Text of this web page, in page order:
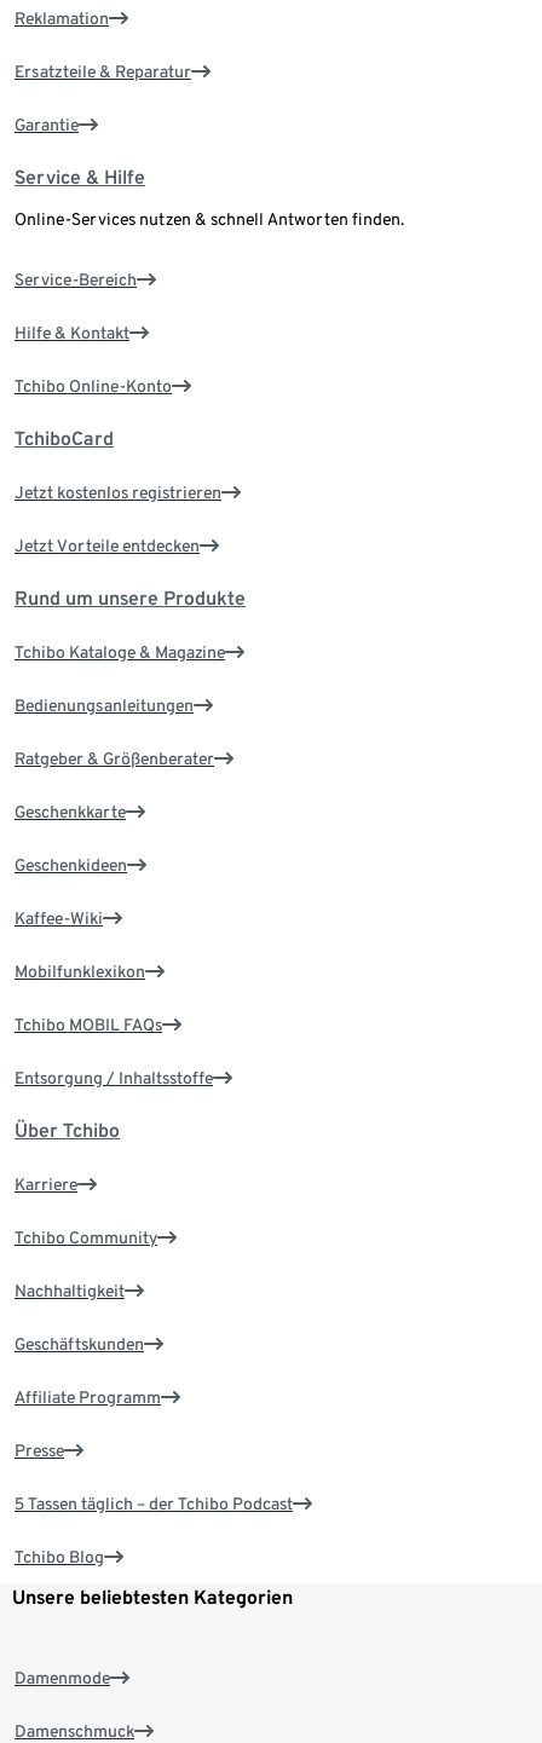
Reklamation
Ersatzteile & Reparatur
Garantie
Service & Hilfe
Online-Services nutzen & schnell Antworten finden.
Service-Bereich
Hilfe & Kontakt
Tchibo Online-Konto
TchiboCard
Jetzt kostenlos registrieren
Jetzt Vorteile entdecken
Rund um unsere Produkte
Tchibo Kataloge & Magazine
Bedienungsanleitungen
Ratgeber & Größenberater
Geschenkkarte
Geschenkideen
Kaffee-Wiki
Mobilfunklexikon
Tchibo MOBIL FAQs
Entsorgung / Inhaltsstoffe
Über Tchibo
Karriere
Tchibo Community
Nachhaltigkeit
Geschäftskunden
Affiliate Programm
Presse
5 Tassen täglich – der Tchibo Podcast
Tchibo Blog
Unsere beliebtesten Kategorien
Damenmode
Damenschmuck